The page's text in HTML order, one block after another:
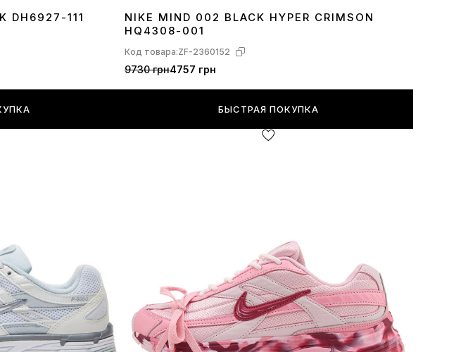
DH6927-111 3637 38 39 40 41 42434445
NIKE MIND 002 BLACK HYPER CRIMSON
HQ4308-001
Код товара:ZF-2360152
9730 грн4757 грн
БЫСТРАЯ ПОКУПКА